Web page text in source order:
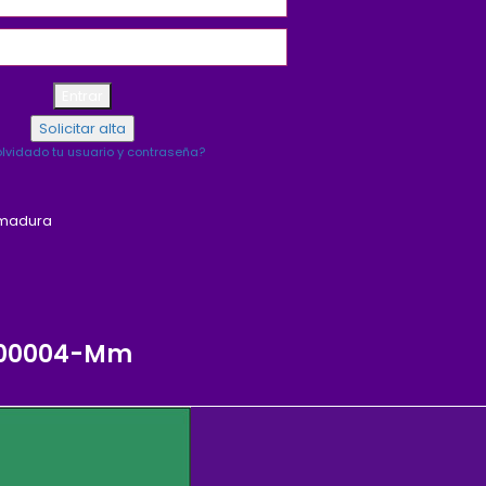
tu usuario y contraseña?
Mm